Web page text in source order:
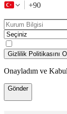
+90
Gizlilik Politikasını
Onayladım ve
Gönder